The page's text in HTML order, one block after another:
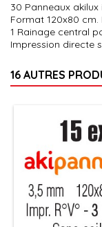
30 Panneaux
Format 120x80
1 Rainage central
Impression directe
16 AUTRES